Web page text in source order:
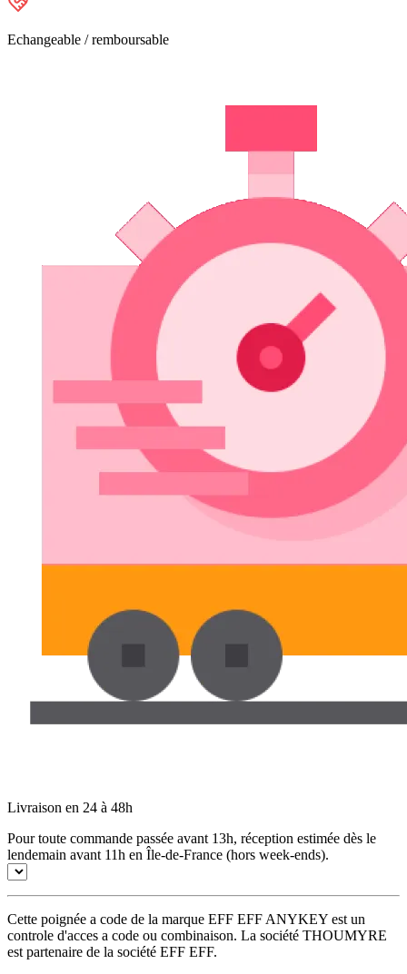
Echangeable / remboursable
Livraison en 24 à 48h
Pour toute commande passée avant 13h, réception estimée dès le
lendemain avant 11h en Île-de-France (hors week-ends).
Cette poignée a code de la marque EFF EFF ANYKEY est un
controle d'acces a code ou combinaison. La société THOUMYRE
est partenaire de la société EFF EFF.